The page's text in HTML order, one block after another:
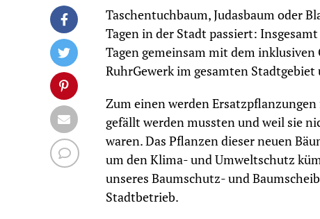
Taschentuchbaum, Judasbaum oder
Tagen in der Stadt passiert:
Tagen gemeinsam mit dem
RuhrGewerk im gesamten Stadtgebiet
Zum einen werden
gefällt werden mussten und weil sie
waren. Das Pflanzen dieser neuen
um den Klima- und Umweltschutz
unseres Baumschutz- und
Stadtbetrieb.